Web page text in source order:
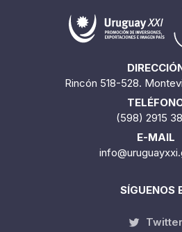
Rincón 518-528.
(598) 2915
E-MAIL
SÍGUENOS
Twitter